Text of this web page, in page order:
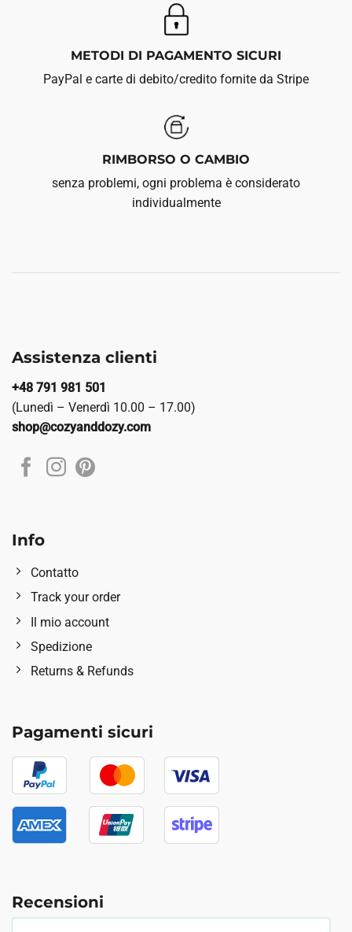
METODI DI PAGAMENTO SICURI
PayPal e carte di debito/credito fornite da Stripe
RIMBORSO O CAMBIO
senza problemi, ogni problema è considerato
individualmente
Assistenza clienti
+48 791 981 501
(Lunedì – Venerdì 10.00 – 17.00)
shop@cozyanddozy.com
Info
Contatto
Track your order
Il mio account
Spedizione
Returns & Refunds
Pagamenti sicuri
Recensioni